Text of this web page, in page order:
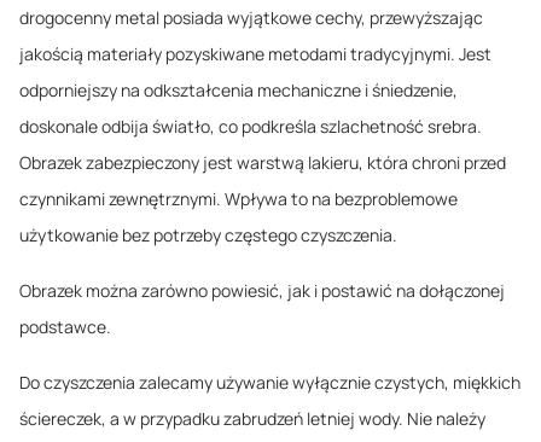
drogocenny metal posiada wyjątkowe cechy, przewyższając
jakością materiały pozyskiwane metodami tradycyjnymi. Jest
odporniejszy na odkształcenia mechaniczne i śniedzenie,
doskonale odbija światło, co podkreśla szlachetność srebra.
Obrazek zabezpieczony jest warstwą lakieru, która chroni przed
czynnikami zewnętrznymi. Wpływa to na bezproblemowe
użytkowanie bez potrzeby częstego czyszczenia.
Obrazek można zarówno powiesić, jak i postawić na dołączonej
podstawce.
Do czyszczenia zalecamy używanie wyłącznie czystych, miękkich
ściereczek, a w przypadku zabrudzeń letniej wody. Nie należy